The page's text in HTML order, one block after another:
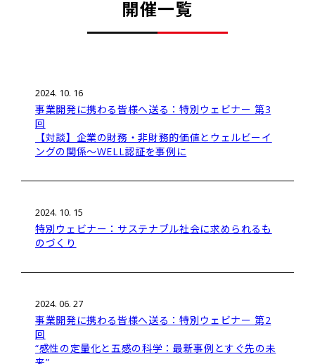
開催一覧
2024. 10. 16
事業開発に携わる皆様へ送る：特別ウェビナー 第3
回
【対談】企業の財務・非財務的価値とウェルビーイ
ングの関係～WELL認証を事例に
2024. 10. 15
特別ウェビナー：サステナブル社会に求められるも
のづくり
2024. 06. 27
事業開発に携わる皆様へ送る：特別ウェビナー 第2
回
“感性の定量化と五感の科学：最新事例とすぐ先の未